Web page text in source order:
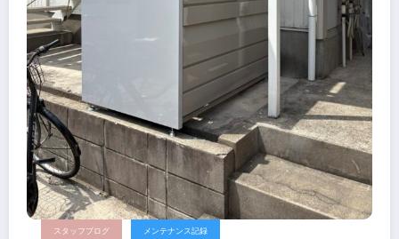
スタッフブログ メンテナンス記録